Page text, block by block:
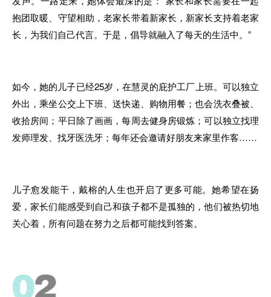
抱团取暖
守望相助 ，老家长带着新家长 ， 新家长支持着老家
长，为我们自己代言。 于是 ，倡导就融入了每天的生活中。”
如今，她的儿子已经25岁 ，在慧灵的庇护工厂上班。可以独立
外出，乘坐公交上下班 、送快递 购物用餐；也会洗衣叠被
收拾房间；平日除了画画 ，每周去健身房锻炼 ；可以独立找理
发师理发、找牙医洗牙；每年还会邀请好朋友来家里作客……
儿子愈发能干 ，戴榕的人生也开启了更多可能。她希望在扬
爱 ，家长们能感受到自己和孩子都不是孤独的 ，他们被热切地
关心着 ， 所有问题在努力之后都可能找到答案。